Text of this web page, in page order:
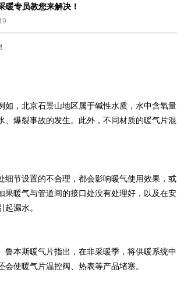
暖专员教您来解决！
如，北京石景山地区属于碱性水质，水中含氧量
爆裂事故的发生。此外，不同材质的暖气片混
节设置的不合理，都会影响暖气使用效果，或
暖气与管道间的接口处没有处理好，以及在安
漏水。
本斯暖气片指出，在非采暖季，将供暖系统中
使暖气片温控阀、热表等产品堵塞。